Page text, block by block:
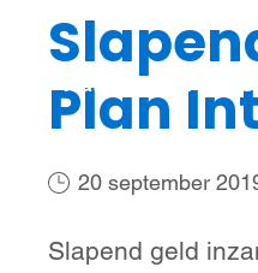
Wat we doen
Plan
20 september
Slapend geld